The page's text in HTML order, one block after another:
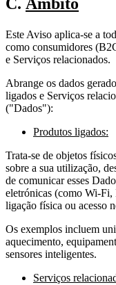
Este Aviso aplica-se a
como consumidores
e Serviços relacionados.
Abrange os dados
ligados e Serviços
("Dados"):
Produtos ligados:
Trata-se de objetos
sobre a sua utilização,
de comunicar esses
eletrónicas (como Wi-
ligação física ou acesso
Os exemplos incluem
aquecimento,
sensores inteligentes.
Serviços